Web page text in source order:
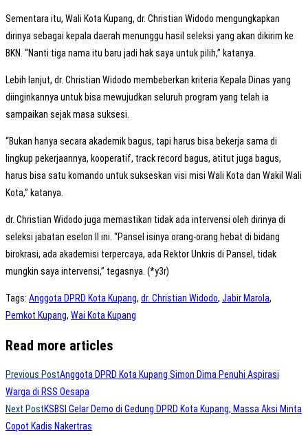
Sementara itu, Wali Kota Kupang, dr. Christian Widodo mengungkapkan
dirinya sebagai kepala daerah menunggu hasil seleksi yang akan dikirim ke
BKN. “Nanti tiga nama itu baru jadi hak saya untuk pilih,” katanya.
Lebih lanjut, dr. Christian Widodo membeberkan kriteria Kepala Dinas yang
diinginkannya untuk bisa mewujudkan seluruh program yang telah ia
sampaikan sejak masa suksesi.
“Bukan hanya secara akademik bagus, tapi harus bisa bekerja sama di
lingkup pekerjaannya, kooperatif, track record bagus, atitut juga bagus,
harus bisa satu komando untuk sukseskan visi misi Wali Kota dan Wakil Wali
Kota,” katanya.
dr. Christian Widodo juga memastikan tidak ada intervensi oleh dirinya di
seleksi jabatan eselon II ini. “Pansel isinya orang-orang hebat di bidang
birokrasi, ada akademisi terpercaya, ada Rektor Unkris di Pansel, tidak
mungkin saya intervensi,” tegasnya. (*y3r)
Tags: Anggota DPRD Kota Kupang, dr. Christian Widodo, Jabir Marola,
Pemkot Kupang, Wai Kota Kupang
Read more articles
Previous PostAnggota DPRD Kota Kupang Simon Dima Penuhi Aspirasi
Warga di RSS Oesapa
Next PostKSBSI Gelar Demo di Gedung DPRD Kota Kupang, Massa Aksi Minta
Copot Kadis Nakertras